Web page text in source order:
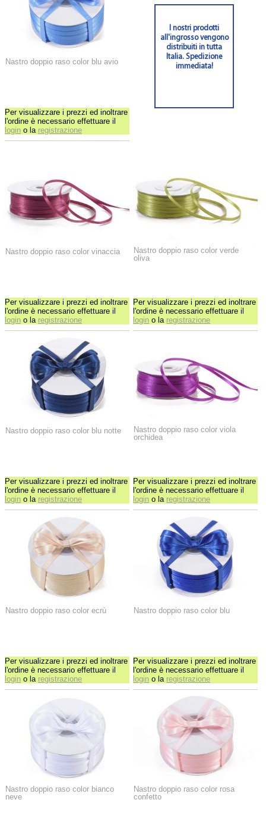
Nastro doppio raso color blu avio
Per visualizzare i prezzi ed inoltrare
l'ordine è necessario effettuare il
login o la registrazione
I nostri prodotti
all'ingrosso vengono
distribuiti in tutta
Italia. Spedizione
immediata!
Nastro doppio raso color vinaccia
Per visualizzare i prezzi ed inoltrare
l'ordine è necessario effettuare il
login o la registrazione
Nastro doppio raso color verde
oliva
Per visualizzare i prezzi ed inoltrare
l'ordine è necessario effettuare il
login o la registrazione
Nastro doppio raso color blu notte
Per visualizzare i prezzi ed inoltrare
l'ordine è necessario effettuare il
login o la registrazione
Nastro doppio raso color viola
orchidea
Per visualizzare i prezzi ed inoltrare
l'ordine è necessario effettuare il
login o la registrazione
Nastro doppio raso color ecrù
Per visualizzare i prezzi ed inoltrare
l'ordine è necessario effettuare il
login o la registrazione
Nastro doppio raso color blu
Per visualizzare i prezzi ed inoltrare
l'ordine è necessario effettuare il
login o la registrazione
Nastro doppio raso color bianco
neve
Nastro doppio raso color rosa
confetto